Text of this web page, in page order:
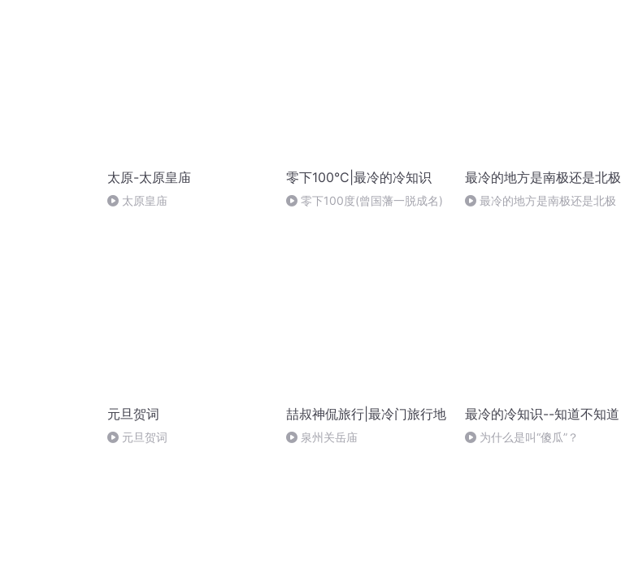
太原-太原皇庙
太原皇庙
零下100°C|最冷的冷知识
零下100度(曾国藩一脱成名)
最冷的地方是南极还是北极
最冷的地方是南极还是北极
元旦贺词
元旦贺词
喆叔神侃旅行|最冷门旅行地
泉州关岳庙
最冷的冷知识--知道不知道
为什么是叫“傻瓜”？